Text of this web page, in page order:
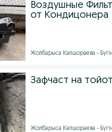
Воздушные
от Кондицонера
Жолбарыса Калшораева - Бүгін
Зафчаст на
Жолбарыса Калшораева -